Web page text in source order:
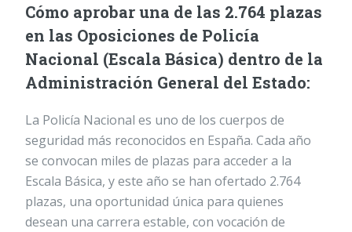
Cómo aprobar una de las 2.764 plazas
en las Oposiciones de Policía
Nacional (Escala Básica) dentro de la
Administración General del Estado:
La Policía Nacional es uno de los cuerpos de
seguridad más reconocidos en España. Cada año
se convocan miles de plazas para acceder a la
Escala Básica, y este año se han ofertado 2.764
plazas, una oportunidad única para quienes
desean una carrera estable, con vocación de